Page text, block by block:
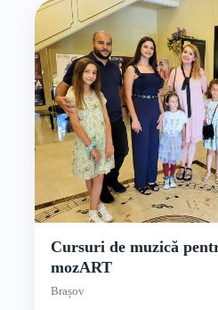
Cursuri de muzică
mozART
Brașov